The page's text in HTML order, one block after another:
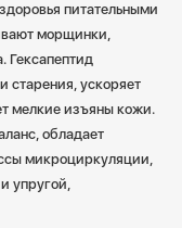
питательными
морщинки,
Гексапептид
старения, ускоряет
мелкие изъяны кожи.
обладает
микроциркуляции,
упругой,